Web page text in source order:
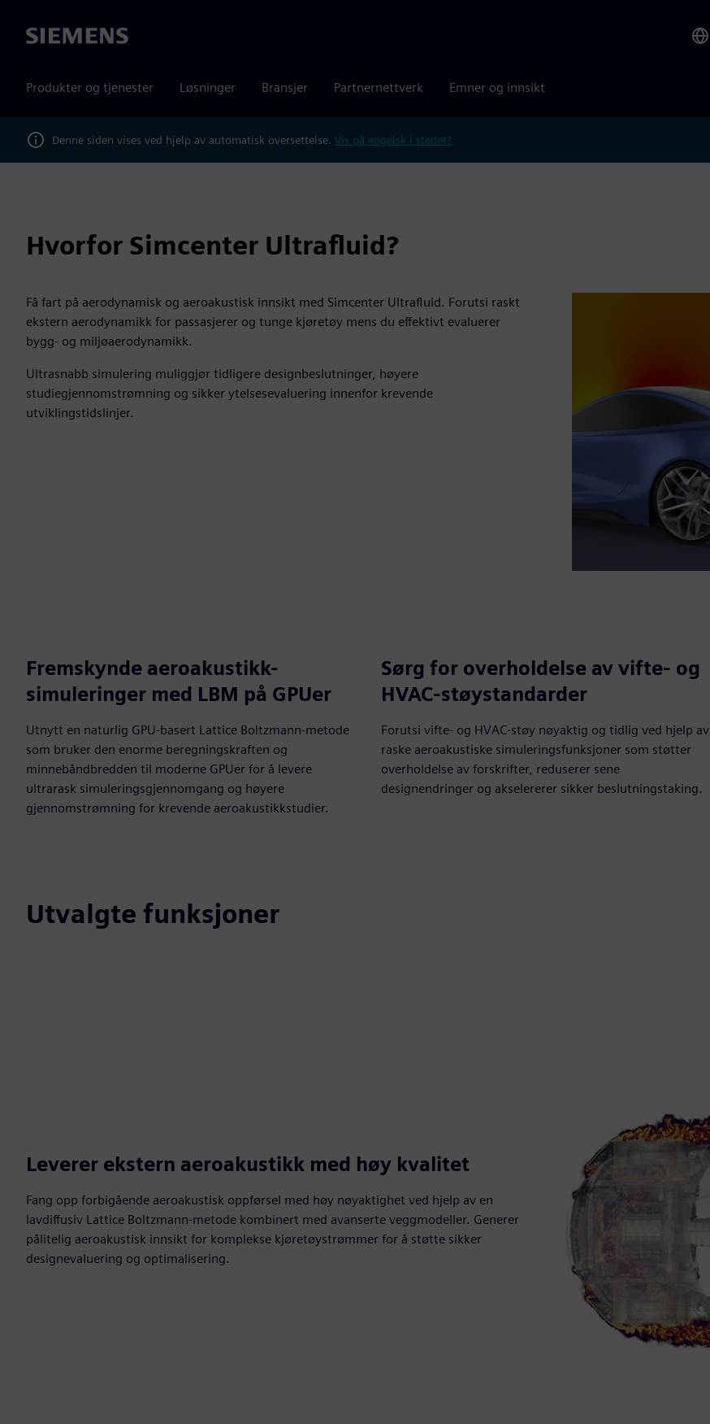
Siemens
Produkter og tjenester Løsninger Bransjer Partnernettverk Emner og innsikt
Denne siden vises ved hjelp av automatisk oversettelse. Vis på engelsk i stedet?
Hvorfor Simcenter Ultrafluid?
Få fart på aerodynamisk og aeroakustisk innsikt med Simcenter Ultrafluid. Forutsi raskt
ekstern aerodynamikk for passasjerer og tunge kjøretøy mens du effektivt evaluerer
bygg- og miljøaerodynamikk.
Ultrasnabb simulering muliggjør tidligere designbeslutninger, høyere
studiegjennomstrømning og sikker ytelsesevaluering innenfor krevende
utviklingstidslinjer.
Fremskynde aeroakustikk-
simuleringer med LBM på GPUer
Utnytt en naturlig GPU-basert Lattice Boltzmann-metode
som bruker den enorme beregningskraften og
minnebåndbredden til moderne GPUer for å levere
ultrarask simuleringsgjennomgang og høyere
gjennomstrømning for krevende aeroakustikkstudier.
Sørg for overholdelse av vifte- og
HVAC-støystandarder
Forutsi vifte- og HVAC-støy nøyaktig og tidlig ved hjelp av
raske aeroakustiske simuleringsfunksjoner som støtter
overholdelse av forskrifter, reduserer sene
designendringer og akselererer sikker beslutningstaking.
Utvalgte funksjoner
Leverer ekstern aeroakustikk med høy kvalitet
Fang opp forbigående aeroakustisk oppførsel med høy nøyaktighet ved hjelp av en
lavdiffusiv Lattice Boltzmann-metode kombinert med avanserte veggmodeller. Generer
pålitelig aeroakustisk innsikt for komplekse kjøretøystrømmer for å støtte sikker
designevaluering og optimalisering.